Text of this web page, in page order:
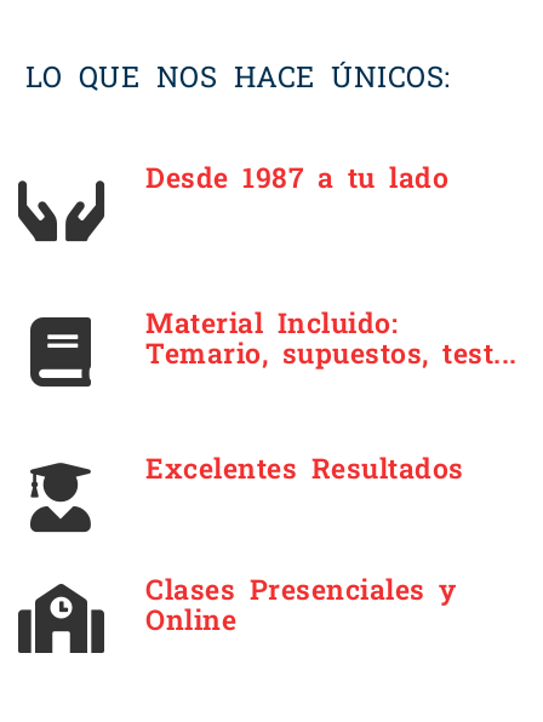
LO QUE NOS HACE ÚNICOS:
Desde 1987 a tu lado
Material Incluido:
Temario, supuestos, test...
Excelentes Resultados
Clases Presenciales y
Online